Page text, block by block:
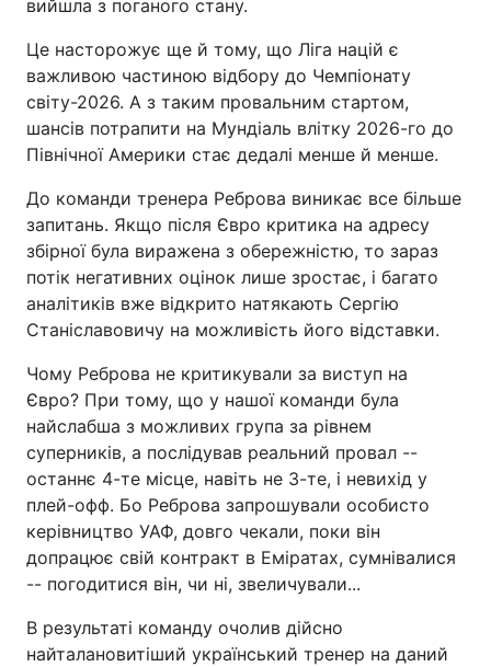
вийшла з поганого стану.
Це насторожує ще й тому, що Ліга націй є
важливою частиною відбору до Чемпіонату
світу-2026. А з таким провальним стартом,
шансів потрапити на Мундіаль влітку 2026-го до
Північної Америки стає дедалі менше й менше.
До команди тренера Реброва виникає все більше
запитань. Якщо після Євро критика на адресу
збірної була виражена з обережністю, то зараз
потік негативних оцінок лише зростає, і багато
аналітиків вже відкрито натякають Сергію
Станіславовичу на можливість його відставки.
Чому Реброва не критикували за виступ на
Євро? При тому, що у нашої команди була
найслабша з можливих група за рівнем
суперників, а послідував реальний провал --
останнє 4-те місце, навіть не 3-те, і невихід у
плей-офф. Бо Реброва запрошували особисто
керівництво УАФ, довго чекали, поки він
допрацює свій контракт в Еміратах, сумнівалися
-- погодитися він, чи ні, звеличували...
В результаті команду очолив дійсно
найталановитіший український тренер на даний